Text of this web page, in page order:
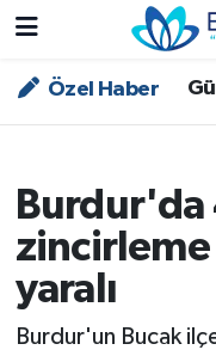
Özel Haber
Burdur'da
zincirleme
yaralı
Burdur'un Bucak
Özel Haber
Asayiş
Bilim - Teknoloji
Çevre - İklim
Nöbetçi
Trafik Durumu
Süper Lig Puan
Tüm Manşetler